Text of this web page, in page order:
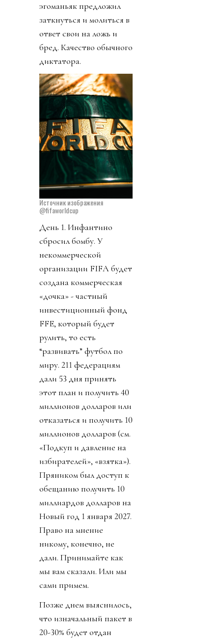
эгоманьяк предложил
заткнуться и молиться в
ответ свои на ложь и
бред. Качество обычного
диктатора.
Источник изображения
@fifaworldcup
День 1. Инфантино
сбросил бомбу. У
некоммерческой
организации FIFA будет
создана коммерческая
«дочка» - частный
инвестиционный фонд
FFE, который будет
рулить, то есть
“развивать” футбол по
миру. 211 федерациям
дали 53 дня принять
этот план и получить 40
миллионов долларов или
отказаться и получить 10
миллионов долларов (см.
«Подкуп и давление на
избирателей», «взятка»).
Пряником был доступ к
обещанию получить 10
миллиардов долларов на
Новый год 1 января 2027.
Право на мнение
никому, конечно, не
дали. Принимайте как
мы вам сказали. Или мы
сами примем.
Позже днем выяснилось,
что изначальный пакет в
20-30% будет отдан